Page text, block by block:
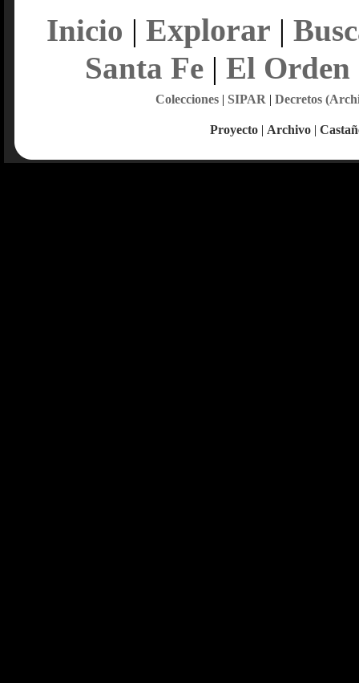
Inicio | Explorar |
Santa Fe| El Orden
Colecciones| SIPAR | Decretos
Proyecto | Archivo |